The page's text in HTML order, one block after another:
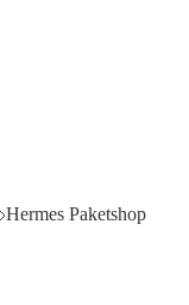
Hermes Paketshop